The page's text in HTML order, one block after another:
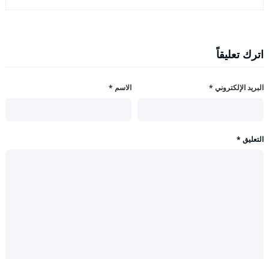
اترك تعليقاً
الاسم * البريد الإلكتروني *
التعليق *